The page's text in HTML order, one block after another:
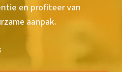
en profiteer van
aanpak.